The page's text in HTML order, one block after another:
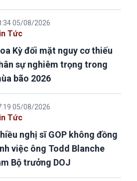
05/08/2026
Tức
Kỳ đối mặt nguy cơ thiếu
sự nghiêm trọng trong
bão 2026
05/08/2026
Tức
nghị sĩ GOP không đồng
việc ông Todd Blanche
Bộ trưởng DOJ